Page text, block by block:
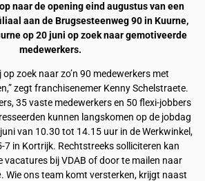
naar de opening eind augustus van een
aan de Brugsesteenweg 90 in Kuurne,
op 20 juni op zoek naar gemotiveerde
medewerkers.
zoek naar zo’n 90 medewerkers met
zegt franchisenemer Kenny Schelstraete.
35 vaste medewerkers en 50 flexi-jobbers
kunnen langskomen op de jobdag
van 10.30 tot 14.15 uur in de Werkwinkel,
7 in Kortrijk. Rechtstreeks solliciteren kan
vacatures bij VDAB of door te mailen naar
. Wie ons team komt versterken, krijgt naast